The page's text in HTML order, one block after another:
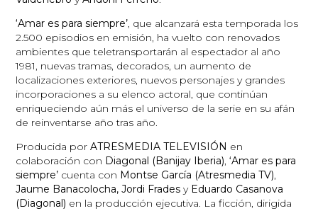
‘Amar es para siempre’ , que alcanzará esta temporada los
2.500 episodios en emisión, ha vuelto con renovados
ambientes que teletransportarán al espectador al año
1981, nuevas tramas, decorados, un aumento de
localizaciones exteriores, nuevos personajes y grandes
incorporaciones a su elenco actoral, que continúan
enriqueciendo aún más el universo de la serie en su afán
de reinventarse año tras año.
Producida porATRESMEDIA TELEVISIÓN en
colaboración con Diagonal (Banijay Iberia) ,‘Amar es para
siempre’ cuenta con Montse García (Atresmedia TV)
Jaume Banacolocha, Jordi FradesyEduardo Casanova
(Diagonal) en la producción ejecutiva. La ficción, dirigida